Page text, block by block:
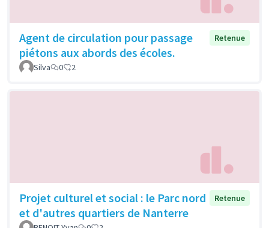
Agent de circulation pour passage
piétons aux abords des écoles.
Retenue
Silva 0 2
Projet culturel et social : le Parc nord
et d'autres quartiers de Nanterre
Retenue